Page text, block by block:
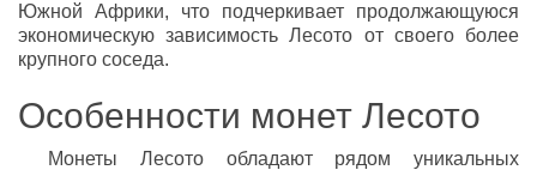
Южной Африки, что подчеркивает продолжающуюся
экономическую зависимость Лесото от своего более
крупного соседа.
Особенности монет Лесото
Монеты Лесото обладают рядом уникальных